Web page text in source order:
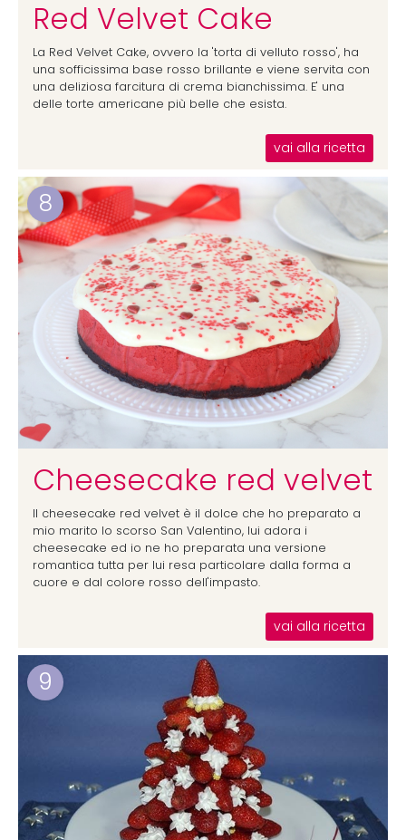
Red Velvet Cake
La Red Velvet Cake, ovvero la 'torta di velluto rosso', ha
una sofficissima base rosso brillante e viene servita con
una deliziosa farcitura di crema bianchissima. E' una
delle torte americane più belle che esista.
vai alla ricetta
8
Cheesecake red velvet
Il cheesecake red velvet è il dolce che ho preparato a
mio marito lo scorso San Valentino, lui adora i
cheesecake ed io ne ho preparata una versione
romantica tutta per lui resa particolare dalla forma a
cuore e dal colore rosso dell'impasto.
vai alla ricetta
9